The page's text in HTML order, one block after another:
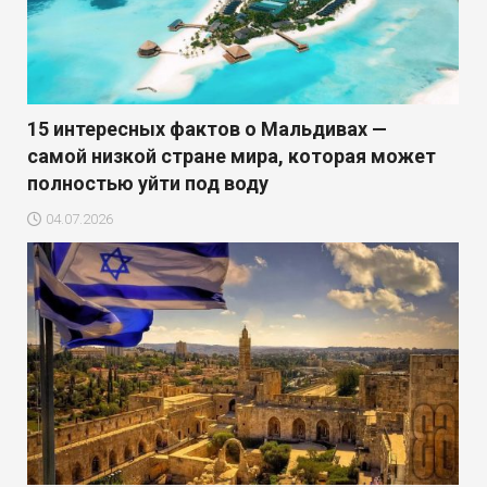
15 интересных фактов о Мальдивах —
самой низкой стране мира, которая может
полностью уйти под воду
04.07.2026